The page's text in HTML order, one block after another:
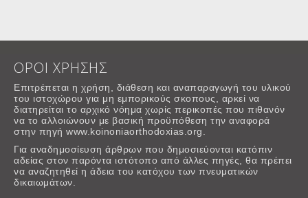
ΟΡΟΙ ΧΡΗΣΗΣ
Επιτρέπεται η χρήση, διάθεση και αναπαραγωγή του υλικού
του ιστοχώρου για μη εμπορικούς σκοπους, αρκεί να
διατηρείται το αρχικό νόημα χωρίς περικοπές που πιθανόν
να το αλλοιώνουν με βασική προϋπόθεση την αναφορά
στην πηγή www.koinoniaorthodoxias.org.
Για αναδημοσίευση άρθρων που δημοσιεύονται κατόπιν
αδείας στον παρόντα ιστότοπο από άλλες πηγές, θα πρέπει
να αναζητηθεί η άδεια του κατόχου των πνευματικών
δικαιωμάτων.